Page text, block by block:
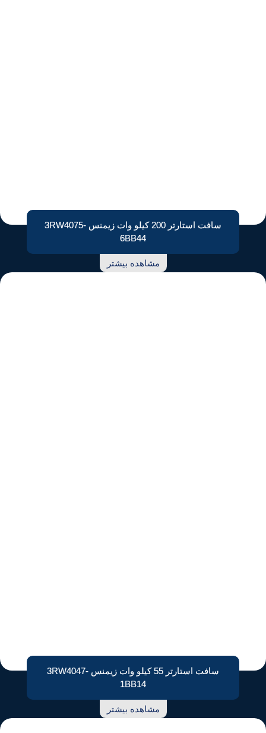
سافت استارتر 200 کیلو وات زیمنس 3RW4075-
6BB44
مشاهده بیشتر
سافت استارتر 55 کیلو وات زیمنس 3RW4047-
1BB14
مشاهده بیشتر